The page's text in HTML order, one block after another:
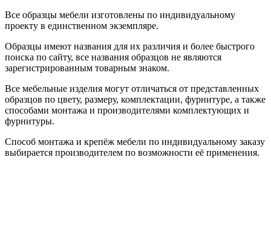
Все образцы мебели изготовлены по индивидуальному
проекту в единственном экземпляре.
Образцы имеют названия для их различия и более быстрого
поиска по сайту, все названия образцов не являются
зарегистрированным товарным знаком.
Все мебельные изделия могут отличаться от представленных
образцов по цвету, размеру, комплектации, фурнитуре, а также
способами монтажа и производителями комплектующих и
фурнитуры.
Способ монтажа и крепёж мебели по индивидуальному заказу
выбирается производителем по возможности её применения.